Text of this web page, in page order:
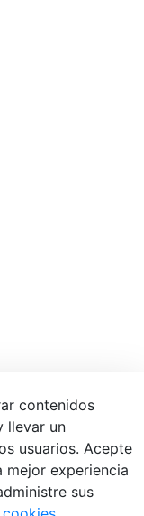
/ San Sebastián
contenidos
llevar un
usuarios. Acepte
experiencia
sus